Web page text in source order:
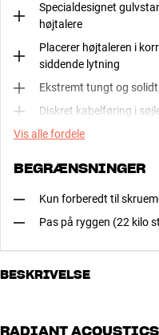
Specialdesignet
højtalere
Placerer højtaleren i
siddende lytning
Ekstremt tungt og
Diskret kabelføring i
Vis alle fordele
BEGRÆNSNINGER
Kun forberedt til
Pas på ryggen (22 kilo
BESKRIVELSE
RADIANT